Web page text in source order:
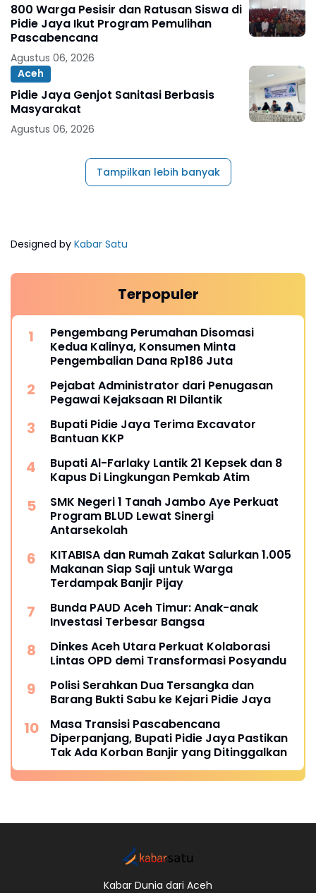
800 Warga Pesisir dan Ratusan Siswa di
Pidie Jaya Ikut Program Pemulihan
Pascabencana
Agustus 06, 2026
Aceh
Pidie Jaya Genjot Sanitasi Berbasis
Masyarakat
Agustus 06, 2026
Tampilkan lebih banyak
Designed by Kabar Satu
Terpopuler
Pengembang Perumahan Disomasi
Kedua Kalinya, Konsumen Minta
Pengembalian Dana Rp186 Juta
Pejabat Administrator dari Penugasan
Pegawai Kejaksaan RI Dilantik
Bupati Pidie Jaya Terima Excavator
Bantuan KKP
Bupati Al-Farlaky Lantik 21 Kepsek dan 8
Kapus Di Lingkungan Pemkab Atim
SMK Negeri 1 Tanah Jambo Aye Perkuat
Program BLUD Lewat Sinergi
Antarsekolah
KITABISA dan Rumah Zakat Salurkan 1.005
Makanan Siap Saji untuk Warga
Terdampak Banjir Pijay
Bunda PAUD Aceh Timur: Anak-anak
Investasi Terbesar Bangsa
Dinkes Aceh Utara Perkuat Kolaborasi
Lintas OPD demi Transformasi Posyandu
Polisi Serahkan Dua Tersangka dan
Barang Bukti Sabu ke Kejari Pidie Jaya
Masa Transisi Pascabencana
Diperpanjang, Bupati Pidie Jaya Pastikan
Tak Ada Korban Banjir yang Ditinggalkan
Kabar Dunia dari Aceh